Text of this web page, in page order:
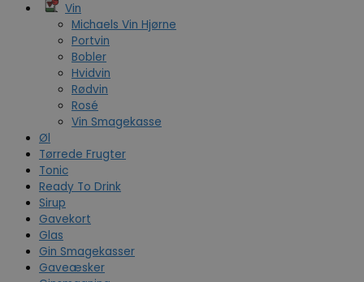
Vin
Michaels Vin Hjørne
Portvin
Bobler
Hvidvin
Rødvin
Rosé
Vin Smagekasse
Øl
Tørrede Frugter
Tonic
Ready To Drink
Sirup
Gavekort
Glas
Gin Smagekasser
Gaveæsker